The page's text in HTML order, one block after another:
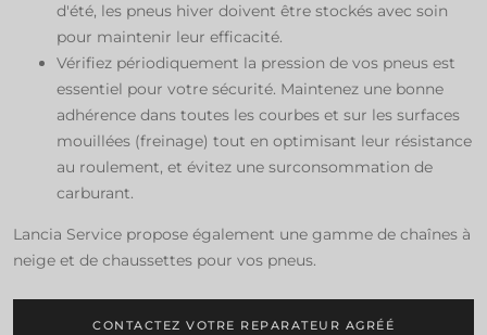
d'été, les pneus hiver doivent être stockés avec soin
pour maintenir leur efficacité.
Vérifiez périodiquement la pression de vos pneus est
essentiel pour votre sécurité. Maintenez une bonne
adhérence dans toutes les courbes et sur les surfaces
mouillées (freinage) tout en optimisant leur résistance
au roulement, et évitez une surconsommation de
carburant.
Lancia Service propose également une gamme de chaînes à
neige et de chaussettes pour vos pneus.
CONTACTEZ VOTRE REPARATEUR AGRÉÉ